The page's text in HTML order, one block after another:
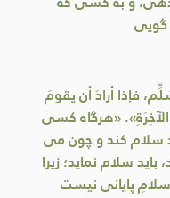
فإذا أرادَ أن يقومَ
«هرگاه کسی
سلام کند و چون می
سلام نمايد؛ زيرا
پايانی نيست